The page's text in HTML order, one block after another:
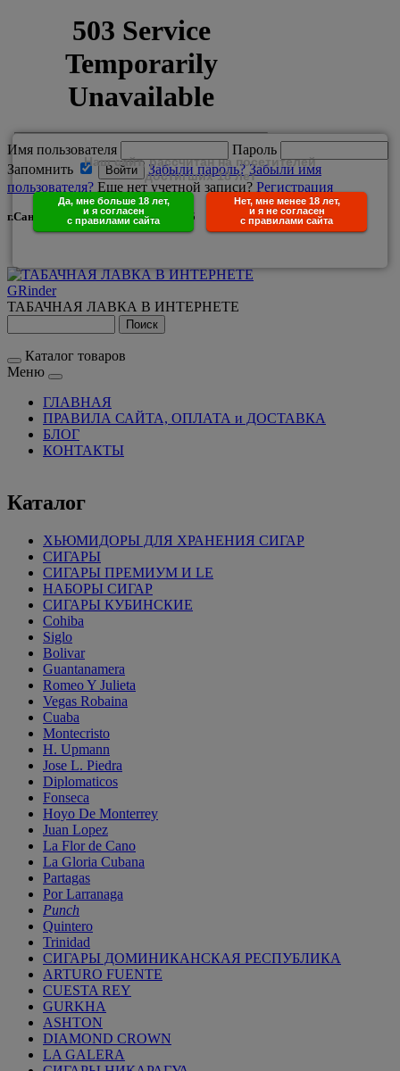
Наш сайт, рассчитан на посетителей
достигших 18 лет
Да, мне больше 18 лет,
и я согласен
с правилами сайта
Нет, мне менее 18 лет,
и я не согласен
с правилами сайта
Имя пользователя
Пароль
Запомнить
Забыли пароль? Забыли имя
пользователя? Еще нет учетной записи? Регистрация
г.Санкт-Петербург +7(950)029-25-85
GRinder
ТАБАЧНАЯ ЛАВКА В ИНТЕРНЕТЕ
Каталог товаров
Меню
ГЛАВНАЯ
ПРАВИЛА САЙТА, ОПЛАТА и ДОСТАВКА
БЛОГ
КОНТАКТЫ
Каталог
ХЬЮМИДОРЫ ДЛЯ ХРАНЕНИЯ СИГАР
СИГАРЫ
СИГАРЫ ПРЕМИУМ И LE
НАБОРЫ СИГАР
СИГАРЫ КУБИНСКИЕ
Cohiba
Siglo
Bolivar
Guantanamera
Romeo Y Julieta
Vegas Robaina
Cuaba
Montecristo
H. Upmann
Jose L. Piedra
Diplomaticos
Fonseca
Hoyo De Monterrey
Juan Lopez
La Flor de Cano
La Gloria Cubana
Partagas
Por Larranaga
Punch
Quintero
Trinidad
СИГАРЫ ДОМИНИКАНСКАЯ РЕСПУБЛИКА
ARTURO FUENTE
CUESTA REY
GURKHA
ASHTON
DIAMOND CROWN
LA GALERA